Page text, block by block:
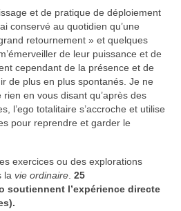
et de pratique de déploiement
conservé au quotidien qu’une
retournement » et quelques
de leur puissance et de
cependant de la présence et de
de plus en plus spontanés. Je ne
en vous disant qu’après des
l’ego totalitaire s’accroche et utilise
pour reprendre et garder le
exercices ou des explorations
la vie ordinaire 25
soutiennent l’expérience directe